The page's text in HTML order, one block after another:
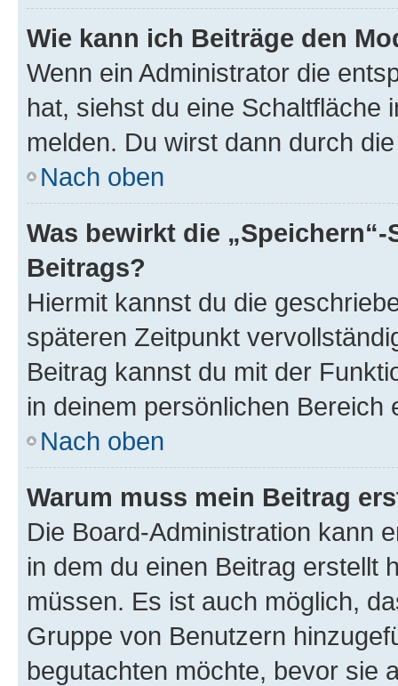
Wie kann ich Beiträge den
Wenn ein Administrator die
hat, siehst du eine Schaltfläche
melden. Du wirst dann durch
Nach oben
Was bewirkt die
Beitrags?
Hiermit kannst du die
späteren Zeitpunkt
Beitrag kannst du mit der
in deinem persönlichen Bereich
Nach oben
Warum muss mein Beitrag
Die Board-Administration kann
in dem du einen Beitrag erstellt
müssen. Es ist auch möglich,
Gruppe von Benutzern
begutachten möchte, bevor sie